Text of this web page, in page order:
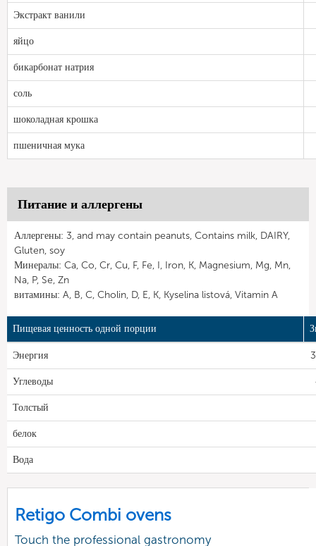
Экстракт ванили
яйцо
бикарбонат натрия
соль
шоколадная крошка
пшеничная мука
Питание и аллергены
Аллергены: 3, and may contain peanuts, Contains milk, DAIRY,
Gluten, soy
Минералы: Ca, Co, Cr, Cu, F, Fe, I, Iron, K, Magnesium, Mg, Mn,
Na, P, Se, Zn
витамины: A, B, C, Cholin, D, E, K, Kyselina listová, Vitamin A
Пищевая ценность одной порции
Энергия
Углеводы
Толстый
белок
Вода
Retigo Combi ovens
Touch the professional gastronomy